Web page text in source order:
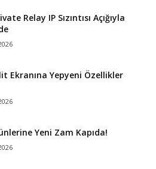
Relay IP Sızıntısı Açığıyla
Ekranına Yepyeni Özellikler
Yeni Zam Kapıda!